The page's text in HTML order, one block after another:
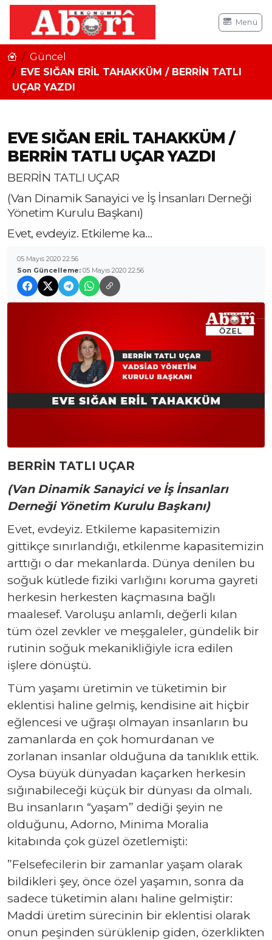
Menü
Güncel
EVE SIĞAN ERİL TAHAKKÜM / BERRİN TATLI
UÇAR YAZDI
EVE SIĞAN ERİL TAHAKKÜM /
BERRİN TATLI UÇAR YAZDI
BERRİN TATLI UÇAR
(Van Dinamik Sanayici ve İş İnsanları Derneği
Yönetim Kurulu Başkanı)
Evet, evdeyiz. Etkileme ka…
05 Mayıs 2020 22:56
Son Güncelleme: 05 Mayıs 2020 22:56
BERRİN TATLI UÇAR
(Van Dinamik Sanayici ve İş İnsanları
Derneği Yönetim Kurulu Başkanı)
Evet, evdeyiz. Etkileme kapasitemizin
gittikçe sınırlandığı, etkilenme kapasitemizin
arttığı o dar mekanlarda. Dünya denilen bu
soğuk kütlede fiziki varlığını koruma gayreti
herkesin herkesten kaçmasına bağlı
maalesef. Varoluşu anlamlı, değerli kılan
tüm özel zevkler ve meşgaleler, gündelik bir
rutinin soğuk mekanikliğiyle icra edilen
işlere dönüştü.
Tüm yaşamı üretimin ve tüketimin bir
eklentisi haline gelmiş, kendisine ait hiçbir
eğlencesi ve uğraşı olmayan insanların bu
zamanlarda en çok homurdanan ve
zorlanan insanlar olduğuna da tanıklık ettik.
Oysa büyük dünyadan kaçarken herkesin
sığınabileceği küçük bir dünyası da olmalı.
Bu insanların “yaşam” dediği şeyin ne
olduğunu, Adorno, Minima Moralia
kitabında çok güzel özetlemişti:
”Felsefecilerin bir zamanlar yaşam olarak
bildikleri şey, önce özel yaşamın, sonra da
sadece tüketimin alanı haline gelmiştir:
Maddi üretim sürecinin bir eklentisi olarak
onun peşinden sürüklenip giden, özerklikten